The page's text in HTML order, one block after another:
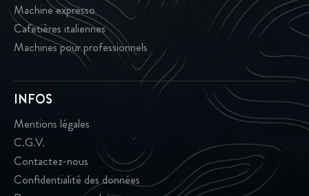
Machine expresso
Cafetières italiennes
Machines pour professionnels
INFOS
Mentions légales
C.G.V.
Contactez-nous
Confidentialité des données